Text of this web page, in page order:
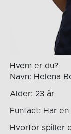
Hvem er du?
Navn: Helena
Alder: 23 år
Funfact: Har
Hvorfor spiller